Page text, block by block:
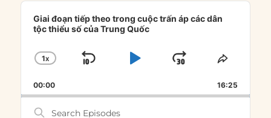
Audio
Player
Giai đoạn tiếp theo trong cuộc trấn áp các dân
tộc thiểu số của Trung Quốc
CHANGE
RATE
1X
SKIP
PLAYJUMP
FORWARD
SHARE
00:00 16:25
Search